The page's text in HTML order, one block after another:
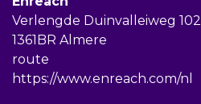
Verlengde Duinvalleiweg 102
1361BR Almere
route
https://www.enreach.com/nl